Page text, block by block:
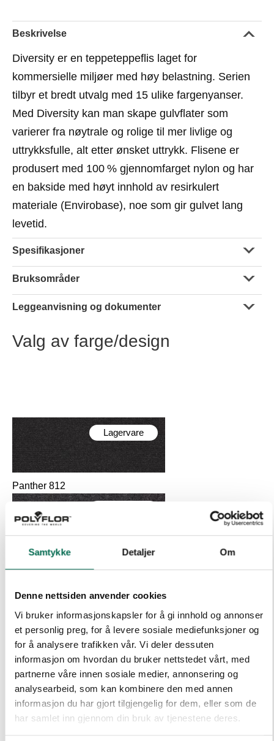
Samtykke Detaljer Om
Denne nettsiden anvender cookies
Vi bruker informasjonskapsler for å gi innhold og annonser
et personlig preg, for å levere sosiale mediefunksjoner og
for å analysere trafikken vår. Vi deler dessuten
informasjon om hvordan du bruker nettstedet vårt, med
partnerne våre innen sosiale medier, annonsering og
analysearbeid, som kan kombinere den med annen
informasjon du har gjort tilgjengelig for dem, eller som de
har samlet inn gjennom din bruk av tjenestene deres.
Beskrivelse
Diversity er en teppeteppeflis laget for
kommersielle miljøer med høy belastning. Serien
tilbyr et bredt utvalg med 15 ulike fargenyanser.
Med Diversity kan man skape gulvflater som
varierer fra nøytrale og rolige til mer livlige og
uttrykksfulle, alt etter ønsket uttrykk. Flisene er
produsert med 100 % gjennomfarget nylon og har
en bakside med høyt innhold av resirkulert
materiale (Envirobase), noe som gir gulvet lang
levetid.
Spesifikasjoner
Bruksområder
Leggeanvisning og dokumenter
Valg av farge/design
Panther 812
Lagervare
Bark 108
London Stone 820
Lagervare